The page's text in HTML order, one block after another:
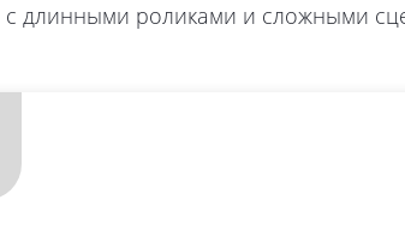
с длинными роликами и сложными